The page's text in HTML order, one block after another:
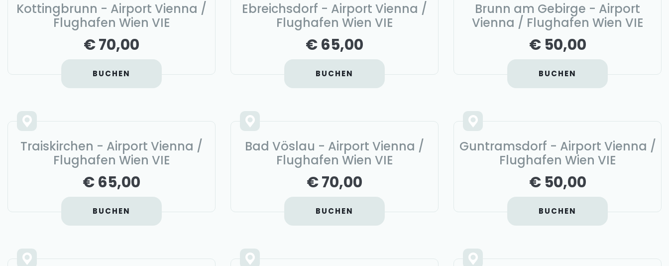
Kottingbrunn - Airport Vienna /
Flughafen Wien VIE
€ 70,00
BUCHEN
Ebreichsdorf - Airport Vienna /
Flughafen Wien VIE
€ 65,00
BUCHEN
Brunn am Gebirge - Airport
Vienna / Flughafen Wien VIE
€ 50,00
BUCHEN
Traiskirchen - Airport Vienna /
Flughafen Wien VIE
€ 65,00
BUCHEN
Bad Vöslau - Airport Vienna /
Flughafen Wien VIE
€ 70,00
BUCHEN
Guntramsdorf - Airport Vienna /
Flughafen Wien VIE
€ 50,00
BUCHEN